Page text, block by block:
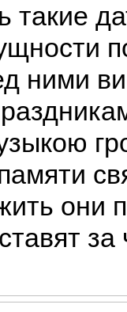
такие
ними
они
за